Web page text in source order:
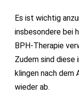
Es ist wichtig
insbesondere bei
BPH-Therapie
Zudem sind diese
klingen nach dem
wieder ab.